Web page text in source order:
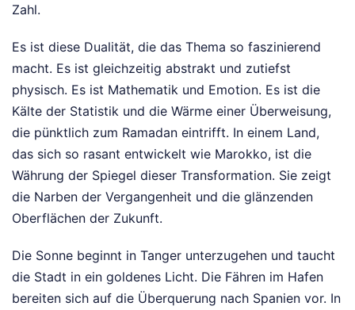
Zahl.
Es ist diese Dualität, die das Thema so faszinierend
macht. Es ist gleichzeitig abstrakt und zutiefst
physisch. Es ist Mathematik und Emotion. Es ist die
Kälte der Statistik und die Wärme einer Überweisung,
die pünktlich zum Ramadan eintrifft. In einem Land,
das sich so rasant entwickelt wie Marokko, ist die
Währung der Spiegel dieser Transformation. Sie zeigt
die Narben der Vergangenheit und die glänzenden
Oberflächen der Zukunft.
Die Sonne beginnt in Tanger unterzugehen und taucht
die Stadt in ein goldenes Licht. Die Fähren im Hafen
bereiten sich auf die Überquerung nach Spanien vor. In